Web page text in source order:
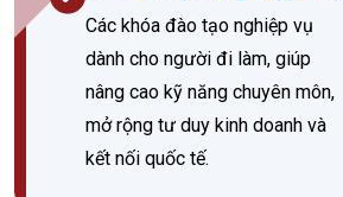
Các khóa đào tạo nghiệp vụ
dành cho người đi làm, giúp
nâng cao kỹ năng chuyên môn,
mở rộng tư duy kinh doanh và
kết nối quốc tế.